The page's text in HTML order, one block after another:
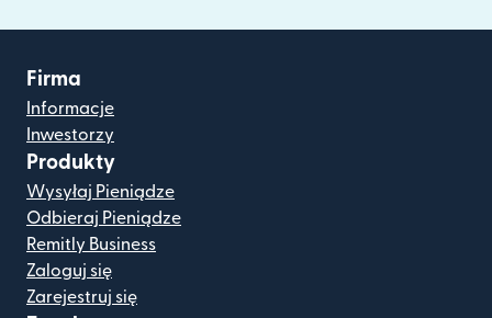
Firma
Informacje
Inwestorzy
Produkty
Wysyłaj Pieniądze
Odbieraj Pieniądze
Remitly Business
Zaloguj się
Zarejestruj się